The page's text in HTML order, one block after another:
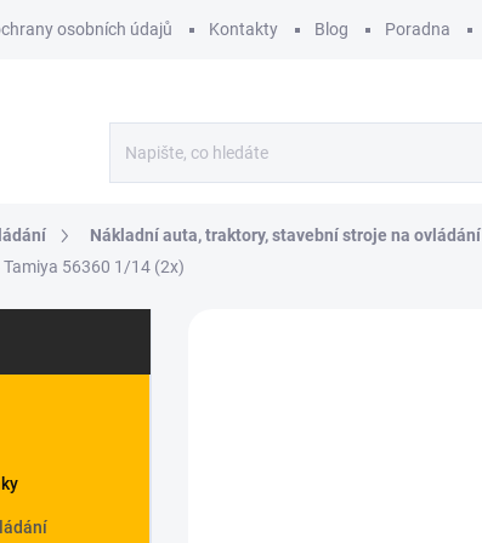
osobních údajů Kontakty Blog Poradna
Nákladní auta, traktory, stavební stroje na ovládání
56360 1/14 (2x)